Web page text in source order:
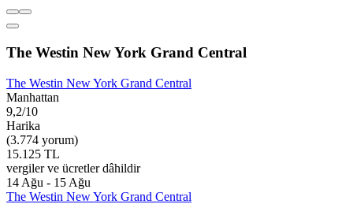
The Westin New York Grand Central
The Westin New York Grand Central
Manhattan
9,2/10
Harika
(3.774 yorum)
15.125 TL
vergiler ve ücretler dâhildir
14 Ağu - 15 Ağu
The Westin New York Grand Central